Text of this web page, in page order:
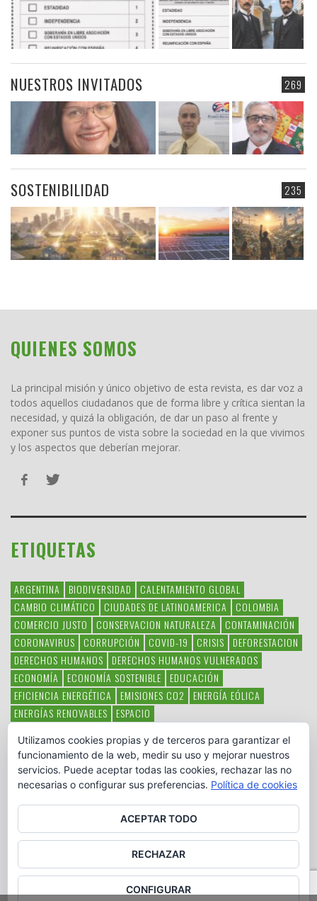
269
NUESTROS INVITADOS
235
SOSTENIBILIDAD
QUIENES SOMOS
La principal misión y único objetivo de esta revista, es dar voz a
todos aquellos ciudadanos que de forma libre y crítica sientan la
necesidad, y quizá la obligación, de dar un paso al frente y
exponer sus puntos de vista sobre la sociedad en la que vivimos
y los aspectos que deberían mejorar.
ETIQUETAS
ARGENTINA BIODIVERSIDAD
CALENTAMIENTO GLOBAL
CAMBIO CLIMÁTICO
CIUDADES DE LATINOAMERICA
COLOMBIA
COMERCIO JUSTO
CONSERVACION NATURALEZA
CONTAMINACIÓN
CORONAVIRUS
CORRUPCIÓN COVID-19 CRISIS
DEFORESTACION
DERECHOS HUMANOS
DERECHOS HUMANOS VULNERADOS
ECONOMÍA
ECONOMÍA SOSTENIBLE
EDUCACIÓN
EFICIENCIA ENERGÉTICA
EMISIONES CO2
ENERGÍA EÓLICA
ENERGÍAS RENOVABLES
ESPACIO
HAMBRE LATINOAMÉRICA MEDIO AMBIENTE
MÉXICO
OBJETIVOS DEL MILENIO
ONGS PAZ POBREZA POESÍA
POLITICA
PUEBLOS INDÍGENAS RSC RSE
SOBERANÍA ALIMENTARIA
SOLIDARIDAD SOSTENIBILIDAD TECNOLOGÍA VERTIDO PETROLEO
Utilizamos cookies propias y de terceros para garantizar el
funcionamiento de la web, medir su uso y mejorar nuestros
servicios. Puede aceptar todas las cookies, rechazar las no
necesarias o configurar sus preferencias. Política de cookies
ACEPTAR TODO
RECHAZAR
CONFIGURAR